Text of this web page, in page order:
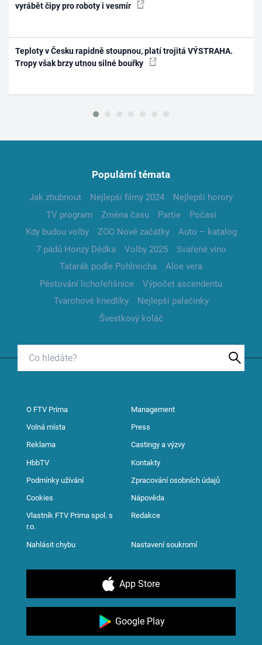
vyrábět čipy pro roboty i vesmír
Teploty v Česku rapidně stoupnou, platí trojitá VÝSTRAHA.
Tropy však brzy utnou silné bouřky
Populární témata
Jak zhubnout Nejlepší filmy 2024
Nejlepší horory
TV program
Změna času Partie
Počasí
Kdy budou volby
ZOO Nové začátky
Auto – katalog
7 pádů Honzy Dědka
Volby 2025
Svařené víno
Tatarák podle Pohlreicha
Aloe vera
Pěstování lichořeřišnice
Výpočet ascendentu
Tvarohové knedlíky
Nejlepší palačinky
Švestkový koláč
O FTV Prima Management
Volná místa Press
Reklama Castingy a výzvy
HbbTV Kontakty
Podmínky užívání Zpracování osobních údajů
Cookies Nápověda
Vlastník FTV Prima spol. s
r.o.
Redakce
Nahlásit chybu Nastavení soukromí
App Store
Google Play